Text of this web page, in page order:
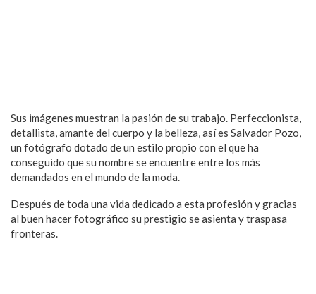
Sus imágenes muestran la pasión de su trabajo. Perfeccionista,
detallista, amante del cuerpo y la belleza, así es Salvador Pozo,
un fotógrafo dotado de un estilo propio con el que ha
conseguido que su nombre se encuentre entre los más
demandados en el mundo de la moda.
Después de toda una vida dedicado a esta profesión y gracias
al buen hacer fotográfico su prestigio se asienta y traspasa
fronteras.